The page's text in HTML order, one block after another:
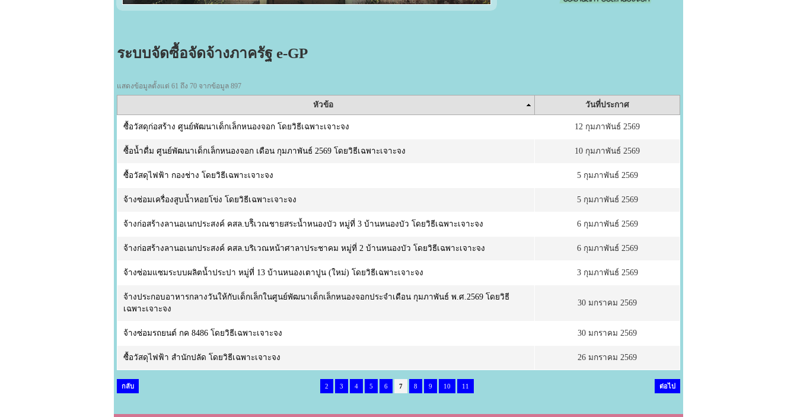
ระบบจัดซื้อจัดจ้างภาครัฐ e-GP
แสดงข้อมูลตั้งแต่ 61 ถึง 70 จากข้อมูล 897
หัวข้อ วันที่ประกาศ
ซื้อวัสดุก่อสร้าง ศูนย์พัฒนาเด็กเล็กหนองจอก โดยวิธีเฉพาะเจาะจง 12 กุมภาพันธ์ 2569
ซื้อน้ำดื่ม ศูนย์พัฒนาเด็กเล็กหนองจอก เดือน กุมภาพันธ์ 2569 โดยวิธีเฉพาะเจาะจง 10 กุมภาพันธ์ 2569
ซื้อวัสดุไฟฟ้า กองช่าง โดยวิธีเฉพาะเจาะจง 5 กุมภาพันธ์ 2569
จ้างซ่อมเครื่องสูบน้ำหอยโข่ง โดยวิธีเฉพาะเจาะจง 5 กุมภาพันธ์ 2569
จ้างก่อสร้างลานอเนกประสงค์ คสล.บริิเวณชายสระน้ำหนองบัว หมู่ที่ 3 บ้านหนองบัว โดยวิธีเฉพาะเจาะจง 6 กุมภาพันธ์ 2569
จ้างก่อสร้างลานอเนกประสงค์ คสล.บริเวณหน้าศาลาประชาคม หมู่ที่ 2 บ้านหนองบัว โดยวิธีเฉพาะเจาะจง 6 กุมภาพันธ์ 2569
จ้างซ่อมแซมระบบผลิตน้ำประปา หมู่ที่ 13 บ้านหนองเตาปูน (ใหม่) โดยวิธีเฉพาะเจาะจง 3 กุมภาพันธ์ 2569
จ้างประกอบอาหารกลางวันให้กับเด็กเล็กในศูนย์พัฒนาเด็กเล็กหนองจอกประจำเดือน กุมภาพันธ์ พ.ศ.2569 โดยวิธี
เฉพาะเจาะจง
30 มกราคม 2569
จ้างซ่อมรถยนต์ กค 8486 โดยวิธีเฉพาะเจาะจง 30 มกราคม 2569
ซื้อวัสดุไฟฟ้า สำนักปลัด โดยวิธีเฉพาะเจาะจง 26 มกราคม 2569
กลับ 2 3 4 5 6 7 8 9 10 11 ต่อไป